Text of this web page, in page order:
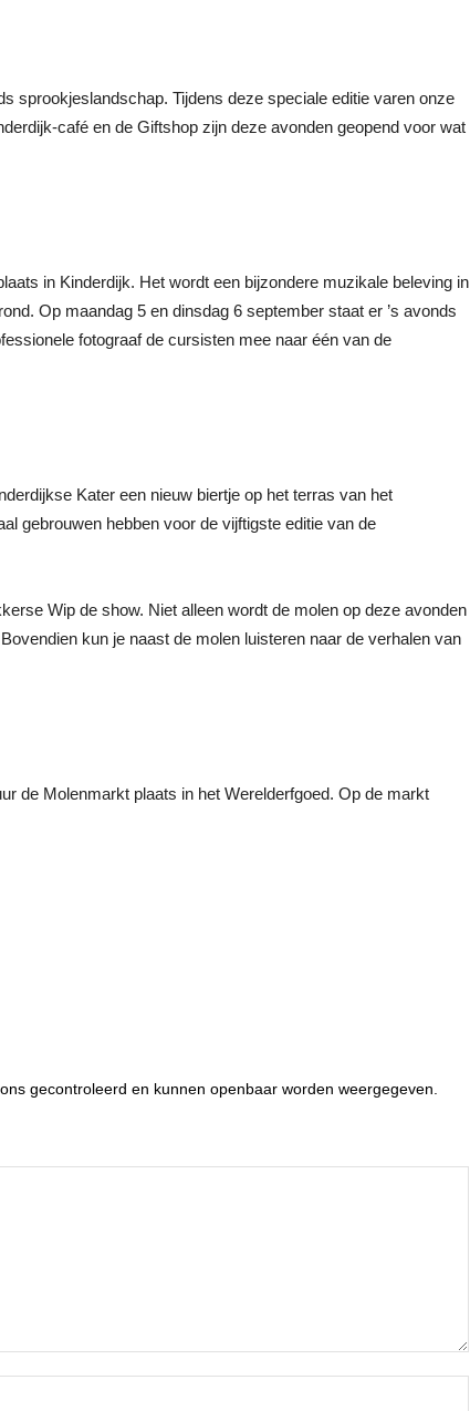
sprookjeslandschap. Tijdens deze speciale editie varen onze
café en de Giftshop zijn deze avonden geopend voor wat
in Kinderdijk. Het wordt een bijzondere muzikale beleving in
Op maandag 5 en dinsdag 6 september staat er ’s avonds
fotograaf de cursisten mee naar één van de
Kater een nieuw biertje op het terras van het
gebrouwen hebben voor de vijftigste editie van de
Wip de show. Niet alleen wordt de molen op deze avonden
kun je naast de molen luisteren naar de verhalen van
de Molenmarkt plaats in het Werelderfgoed. Op de markt
gecontroleerd en kunnen openbaar worden weergegeven.